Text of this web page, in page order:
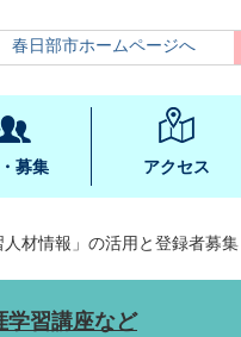
春日部市ホームページへ
募集 アクセス
人材情報」の活用と登録者募集
学習講座など